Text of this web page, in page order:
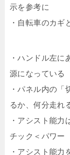
示を参考に
・自転車のカギ
・ハンドル左に
源になっている
・パネル内の「
るか、何分走れ
・アシスト能力
チック＜パワー
・アシスト能力